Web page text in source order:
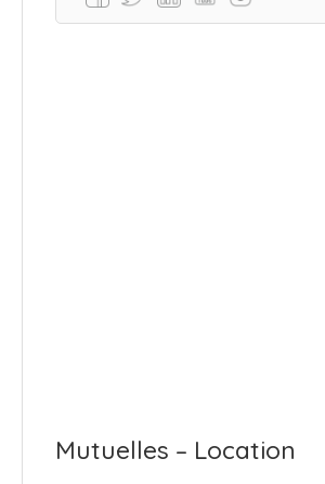
Mutuelles – Location